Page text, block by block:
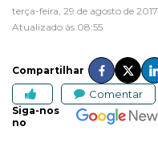
terça-feira, 29 de agosto de 2017
Atualizado às 08:55
Compartilhar
Comentar
Siga-nos
no